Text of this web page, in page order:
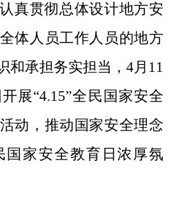
真贯彻总体设计地方安
体人员工作人员的地方
和承担务实担当，4月11
展“4.15”全民国家安全
动，推动国家安全理念
国家安全教育日浓厚氛